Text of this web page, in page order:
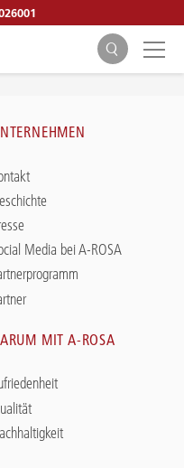
Media bei A-ROSA
MIT A-ROSA